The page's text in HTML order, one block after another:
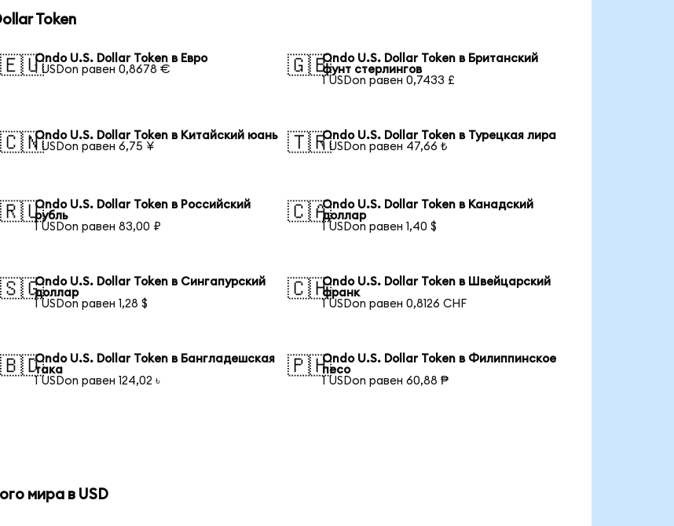
Token
🇪🇺Ondo U.S. Dollar Token в Евро
1 USDon равен 0,8678 €
🇬🇧Ondo U.S. Dollar Token в Британский
фунт стерлингов
1 USDon равен 0,7433 £
🇨🇳Ondo U.S. Dollar Token в Китайский юань
1 USDon равен 6,75 ¥
🇹🇷Ondo U.S. Dollar Token в Турецкая лира
1 USDon равен 47,66 ₺
🇷🇺Ondo U.S. Dollar Token в Российский
рубль
1 USDon равен 83,00 ₽
🇨🇦Ondo U.S. Dollar Token в Канадский
доллар
1 USDon равен 1,40 $
🇸🇬Ondo U.S. Dollar Token в Сингапурский
доллар
1 USDon равен 1,28 $
🇨🇭Ondo U.S. Dollar Token в Швейцарский
франк
1 USDon равен 0,8126 CHF
🇧🇩Ondo U.S. Dollar Token в Бангладешская
така
1 USDon равен 124,02 ৳
🇵🇭Ondo U.S. Dollar Token в Филиппинское
песо
1 USDon равен 60,88 ₱
мира в USD